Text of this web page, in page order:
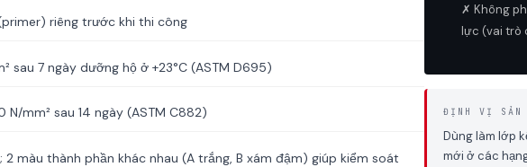
riêng trước khi thi công
sau 7 ngày dưỡng hộ ở +23°C (ASTM D695)
N/mm² sau 14 ngày (ASTM C882)
màu thành phần khác nhau (A trắng, B xám đậm) giúp kiểm soát
✗ Không
lực (vai trò
ĐỊNH VỊ SẢN
Dùng làm lớp
mới ở các